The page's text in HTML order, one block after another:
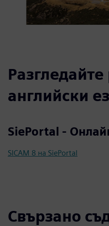
английски
SiePortal -
SICAM 8 на SiePortal
Свързано